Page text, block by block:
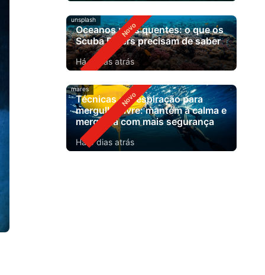
unsplash
Oceanos mais quentes: o que os
Scuba Divers precisam de saber
Há 4 dias atrás
mares
Técnicas de respiração para
mergulho livre: mantém a calma e
mergulha com mais segurança
Há 6 dias atrás